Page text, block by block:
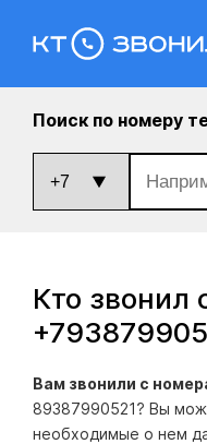
Поиск по номеру
Кто звонил
Вам звонили с
89387990521? Вы
необходимые о нем